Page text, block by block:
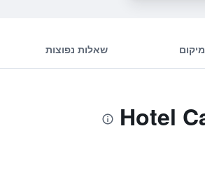
מיקום שאלות נפוצות